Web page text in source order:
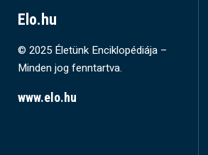
Elo.hu
© 2025 Életünk Enciklopédiája –
Minden jog fenntartva.
www.elo.hu